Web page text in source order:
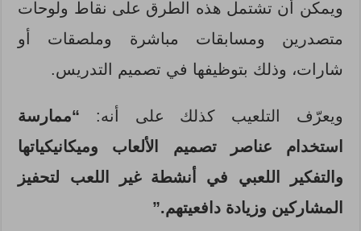
ويمكن أن تشتمل هذه الطرق على نقاط ولوحات
متصدرين ومسابقات مباشرة وملصقات أو
شارات، وذلك بتوظيفها في تصميم التدريس.
ويعرّف التلعيب كذلك على أنه: “ممارسة
استخدام عناصر تصميم الألعاب وميكانيكياتها
والتفكير اللعبي في أنشطة غير اللعب لتحفيز
المشاركين وزيادة دافعيتهم.”